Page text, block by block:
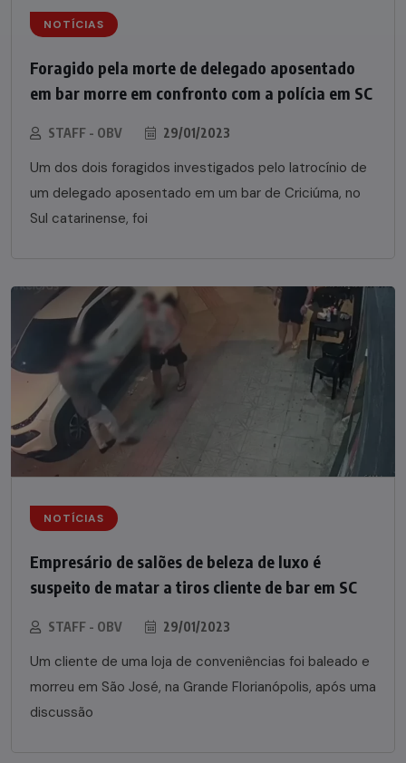
NOTÍCIAS
Foragido pela morte de delegado aposentado
em bar morre em confronto com a polícia em SC
STAFF - OBV 29/01/2023
Um dos dois foragidos investigados pelo latrocínio de
um delegado aposentado em um bar de Criciúma, no
Sul catarinense, foi
NOTÍCIAS
Empresário de salões de beleza de luxo é
suspeito de matar a tiros cliente de bar em SC
STAFF - OBV 29/01/2023
Um cliente de uma loja de conveniências foi baleado e
morreu em São José, na Grande Florianópolis, após uma
discussão